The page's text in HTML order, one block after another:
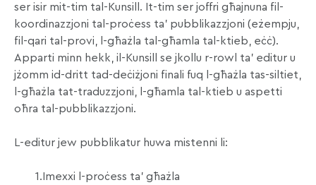
ser isir mit-tim tal-Kunsill. It-tim ser joffri għajnuna fil-
koordinazzjoni tal-proċess ta’ pubblikazzjoni (eżempju,
fil-qari tal-provi, l-għażla tal-għamla tal-ktieb, eċċ).
Apparti minn hekk, il-Kunsill se jkollu r-rowl ta’ editur u
jżomm id-dritt tad-deċiżjoni finali fuq l-għażla tas-siltiet,
l-għażla tat-traduzzjoni, l-għamla tal-ktieb u aspetti
oħra tal-pubblikazzjoni.
L-editur jew pubblikatur huwa mistenni li:
1.Imexxi l-proċess ta’ għażla